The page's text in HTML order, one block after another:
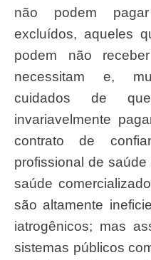
não podem
excluídos, aqueles
podem não
necessitam e,
cuidados de
invariavelmente
contrato de
profissional de
saúde
são altamente
iatrogênicos; mas
sistemas públicos